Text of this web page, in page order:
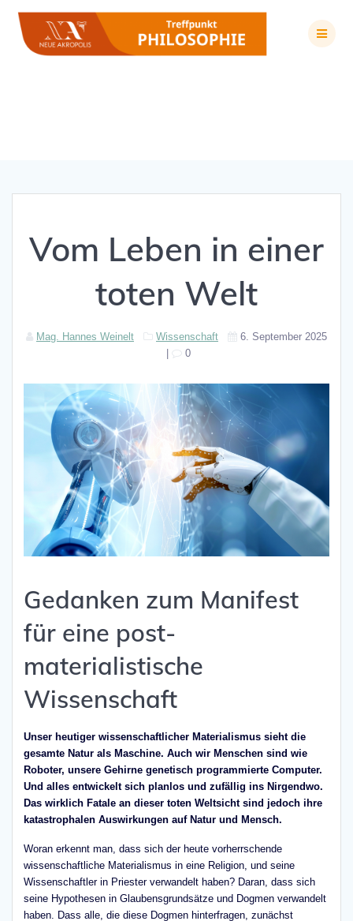
Inhalt
springen
Vom Leben in einer
toten Welt
Mag. Hannes Weinelt Wissenschaft
6. September 2025
0
Gedanken zum Manifest
für eine post-
materialistische
Wissenschaft
Unser heutiger wissenschaftlicher Materialismus sieht die
gesamte Natur als Maschine. Auch wir Menschen sind wie
Roboter, unsere Gehirne genetisch programmierte Computer.
Und alles entwickelt sich planlos und zufällig ins Nirgendwo.
Das wirklich Fatale an dieser toten Weltsicht sind jedoch ihre
katastrophalen Auswirkungen auf Natur und Mensch.
Woran erkennt man, dass sich der heute vorherrschende
wissenschaftliche Materialismus in eine Religion, und seine
Wissenschaftler in Priester verwandelt haben? Daran, dass sich
seine Hypothesen in Glaubensgrundsätze und Dogmen verwandelt
haben. Dass alle, die diese Dogmen hinterfragen, zunächst